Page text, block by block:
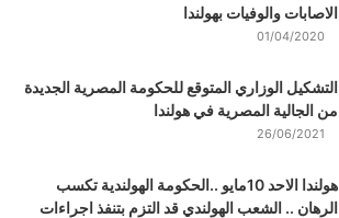
الاصابات والوفيات بهولندا
01/04/2020
التشكيل الوزاري المتوقع للحكومة المصرية الجديدة
من الجالية المصرية في هولندا
26/06/2021
هولندا الاحد 10مايو ..الحكومة الهولندية تكسب
الرهان .. الشعب الهولندي قد التزم بتنفذ اجراءات